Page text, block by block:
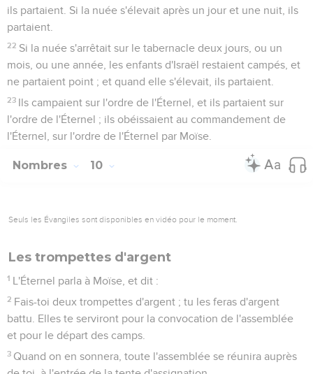
ils partaient. Si la nuée s'élevait après un jour et une nuit, ils
partaient.
22 Si la nuée s'arrêtait sur le tabernacle deux jours, ou un
mois, ou une année, les enfants d'Israël restaient campés, et
ne partaient point ; et quand elle s'élevait, ils partaient.
23 Ils campaient sur l'ordre de l'Éternel, et ils partaient sur
l'ordre de l'Éternel ; ils obéissaient au commandement de
l'Éternel, sur l'ordre de l'Éternel par Moïse.
Nombres 10
Seuls les Évangiles sont disponibles en vidéo pour le moment.
Les trompettes d'argent
1 L'Éternel parla à Moïse, et dit :
2 Fais-toi deux trompettes d'argent ; tu les feras d'argent
battu. Elles te serviront pour la convocation de l'assemblée
et pour le départ des camps.
3 Quand on en sonnera, toute l'assemblée se réunira auprès